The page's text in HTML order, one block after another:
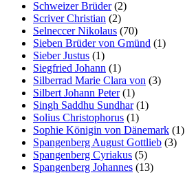
Schweizer Brüder(2)
Scriver Christian (2)
Selneccer Nikolaus (70)
Sieben Brüder von Gmünd (1)
Sieber Justus (1)
Siegfried Johann (1)
Silberrad Marie Clara von (3)
Silbert Johann Peter(1)
Singh Saddhu Sundhar(1)
Solius Christophorus (1)
Sophie Königin von Dänemark (1)
Spangenberg August Gottlieb (3)
Spangenberg Cyriakus (5)
Spangenberg Johannes (13)